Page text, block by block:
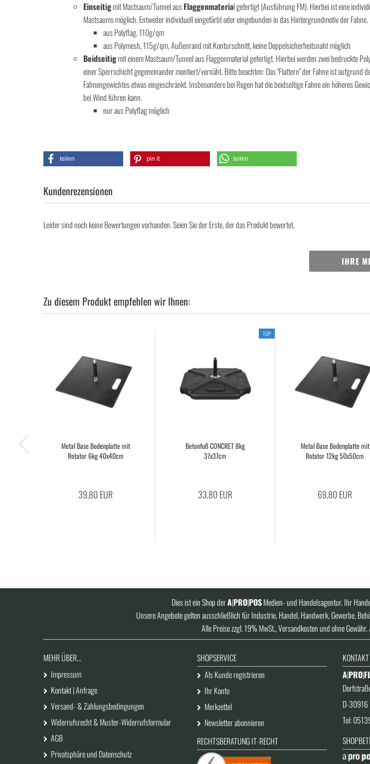
Einseitigmit Mastsaum/Tunnel ausFlaggenmaterial gefertigt (Ausführung FM). Hierbei ist eine
Mastsaums möglich. Entweder individuell eingefärbt oder eingebunden in das Hintergrundmotiv der Fahne.
aus Polyflag, 110g/qm
aus Polymesh, 115g/qm, Außenrand mit Konturschnitt, keine Doppelsicherheitsnaht möglich
Beidseitigmit einem Mastsaum/Tunnel aus Flaggenmaterial gefertigt. Hierbei werden zwei bedruckte
einer Sperrschicht gegeneinander montiert/vernäht. Bitte beachten: Das "Flattern" der Fahne ist aufgrund
Fahnengewichtes etwas eingeschränkt. Insbesondere bei Regen hat die beidseitige Fahne ein höheres
bei Wind führen kann.
nur aus Polyflag möglich
teilen pin it teilen
Kundenrezensionen
Leider sind noch keine Bewertungen vorhanden. Seien Sie der Erste, der das Produkt bewertet.
IHRE
Zu diesem Produkt empfehlen wir Ihnen:
Metal Base Bo­den­plat­te mit
Ro­ta­tor 6kg 40x40cm
39,80 EUR
TOP
Be­ton­fuß CON­CRET 8kg
37x37cm
33,80 EUR
Metal Base Bo­den­plat­te mit
Ro­ta­tor 12kg 50x50cm
69,80 EUR
Dies ist ein Shop derA|PRO|POSMedien- und Handelsagentur. Ihr
Unsere Angebote gelten ausschließlich für Industrie, Handel, Handwerk, Gewerbe,
Alle Preise zzgl. 19% MwSt., Versandkosten und ohne
MEHR ÜBER...
Impressum
Kontakt | Anfrage
Versand- & Zahlungsbedingungen
Widerrufsrecht & Muster-Widerrufsformular
AGB
Privatsphäre und Datenschutz
SHOPSERVICE
Als Kunde registrieren
Ihr Konto
Merkzettel
Newsletter abonnieren
RECHTSBERATUNG IT-RECHT
KONTAKT
A|PRO|
D-30916
Tel: